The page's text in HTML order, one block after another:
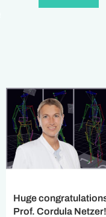
Huge
Prof. Cordula